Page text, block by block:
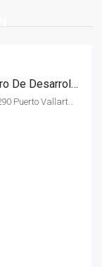
Terrenos En Puerto Vallarta Dentro De Desarrollo Residencial Magnolias
Vista al Bosque 116, Las Mojoneras, 48290 Puerto Vallarta, Jal., México